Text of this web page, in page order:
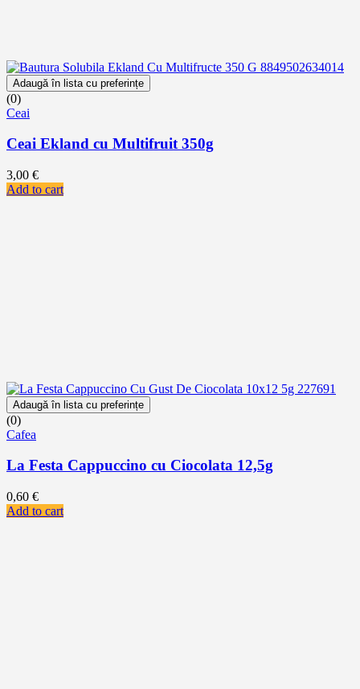
Adaugă în lista cu preferințe
(0)
Ceai
Ceai Ekland cu Multifruit 350g
3,00 €
Add to cart
Adaugă în lista cu preferințe
(0)
Cafea
La Festa Cappuccino cu Ciocolata 12,5g
0,60 €
Add to cart